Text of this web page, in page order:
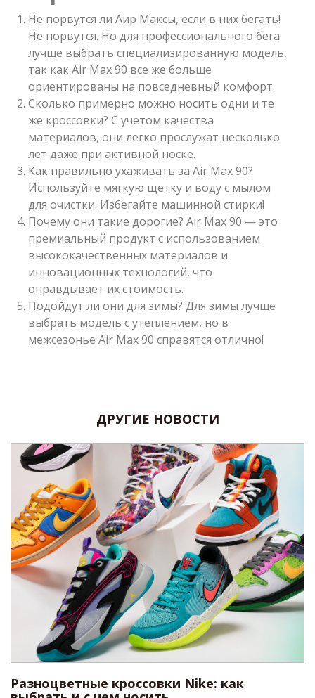
Не порвутся ли Аир Максы, если в них бегать!
Не порвутся. Но для профессионального бега
лучше выбрать специализированную модель,
так как Air Max 90 все же больше
ориентированы на повседневный комфорт.
Сколько примерно можно носить одни и те
же кроссовки? С учетом качества
материалов, они легко прослужат несколько
лет даже при активной носке.
Как правильно ухаживать за Air Max 90?
Используйте мягкую щетку и воду с мылом
для очистки. Избегайте машинной стирки!
Почему они такие дорогие? Air Max 90 — это
премиальный продукт с использованием
высококачественных материалов и
инновационных технологий, что
оправдывает их стоимость.
Подойдут ли они для зимы? Для зимы лучше
выбрать модель с утеплением, но в
межсезонье Air Max 90 справятся отлично!
ДРУГИЕ НОВОСТИ
Разноцветные кроссовки Nike: как